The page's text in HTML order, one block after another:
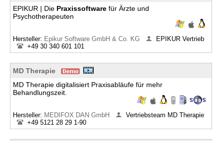
EPIKUR | Die Praxissoftware für Ärzte und
Psychotherapeuten
Hersteller: Epikur Software GmbH & Co. KG
EPIKUR Vertrieb
+49 30 340 601 101
MD Therapie
MD Therapie digitalisiert Praxisabläufe für mehr
Behandlungszeit.
Hersteller: MEDIFOX DAN GmbH
Vertriebsteam MD Therapie
+49 5121 28 29 1-90